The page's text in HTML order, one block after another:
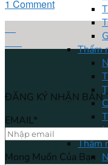
Thẩm
Thẩm
1 Comment
ĐĂNG KÝ NHẬN BẢN
EMAIL*
Mong Muốn Của Bạn